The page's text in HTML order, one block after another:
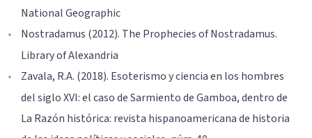
National Geographic
Nostradamus (2012). The Prophecies of Nostradamus.
Library of Alexandria
Zavala, R.A. (2018). Esoterismo y ciencia en los hombres
del siglo XVI: el caso de Sarmiento de Gamboa, dentro de
La Razón histórica: revista hispanoamericana de historia